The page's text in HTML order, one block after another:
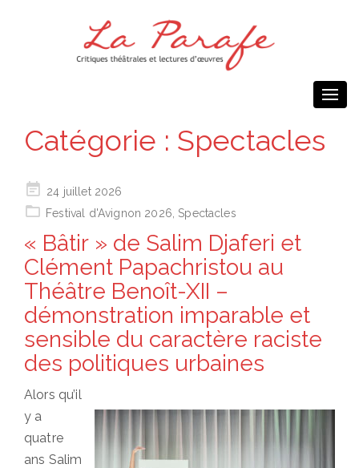
Catégorie : Spectacles
Posted
on
24 juillet 2026
Festival d'Avignon 2026 Spectacles
« Bâtir » de Salim Djaferi et
Clément Papachristou au
Théâtre Benoît-XII –
démonstration imparable et
sensible du caractère raciste
des politiques urbaines
Alors qu’il
y a
quatre
ans Salim